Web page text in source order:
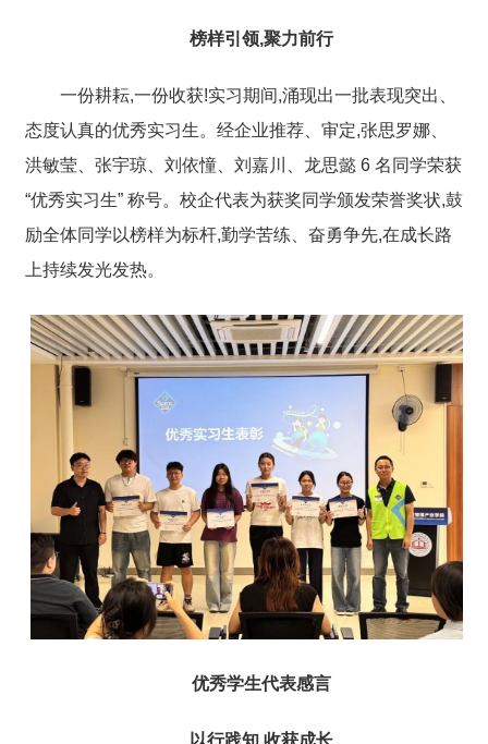
榜样引领,聚力前行
一份耕耘,一份收获!实习期间,涌现出一批表现突出、
态度认真的优秀实习生。经企业推荐、审定,张思罗娜、
洪敏莹、张宇琼、刘依憧、刘嘉川、龙思懿 6 名同学荣获
“优秀实习生” 称号。校企代表为获奖同学颁发荣誉奖状,鼓
励全体同学以榜样为标杆,勤学苦练、奋勇争先,在成长路
上持续发光发热。
优秀学生代表感言